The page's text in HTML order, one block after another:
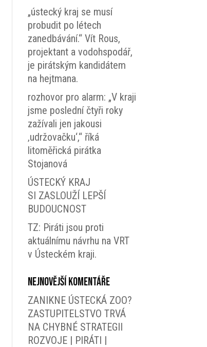
„ústecký kraj se musí
probudit po létech
zanedbávání.“ Vít Rous,
projektant a vodohspodář,
je pirátským kandidátem
na hejtmana.
rozhovor pro alarm: „V kraji
jsme poslední čtyři roky
zažívali jen jakousi
‚udržovačku‘,“ říká
litoměřická pirátka
Stojanová
ÚSTECKÝ KRAJ
SI ZASLOUŽÍ LEPŠÍ
BUDOUCNOST
TZ: Piráti jsou proti
aktuálnímu návrhu na VRT
v Ústeckém kraji.
Nejnovější komentáře
ZANIKNE ÚSTECKÁ ZOO?
ZASTUPITELSTVO TRVÁ
NA CHYBNÉ STRATEGII
ROZVOJE | PIRÁTI |